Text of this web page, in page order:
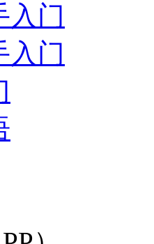
入门
入门